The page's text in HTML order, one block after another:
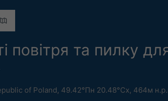
повітря та пилку
of Poland, 49.42°Пн 20.48°Сх, 464м